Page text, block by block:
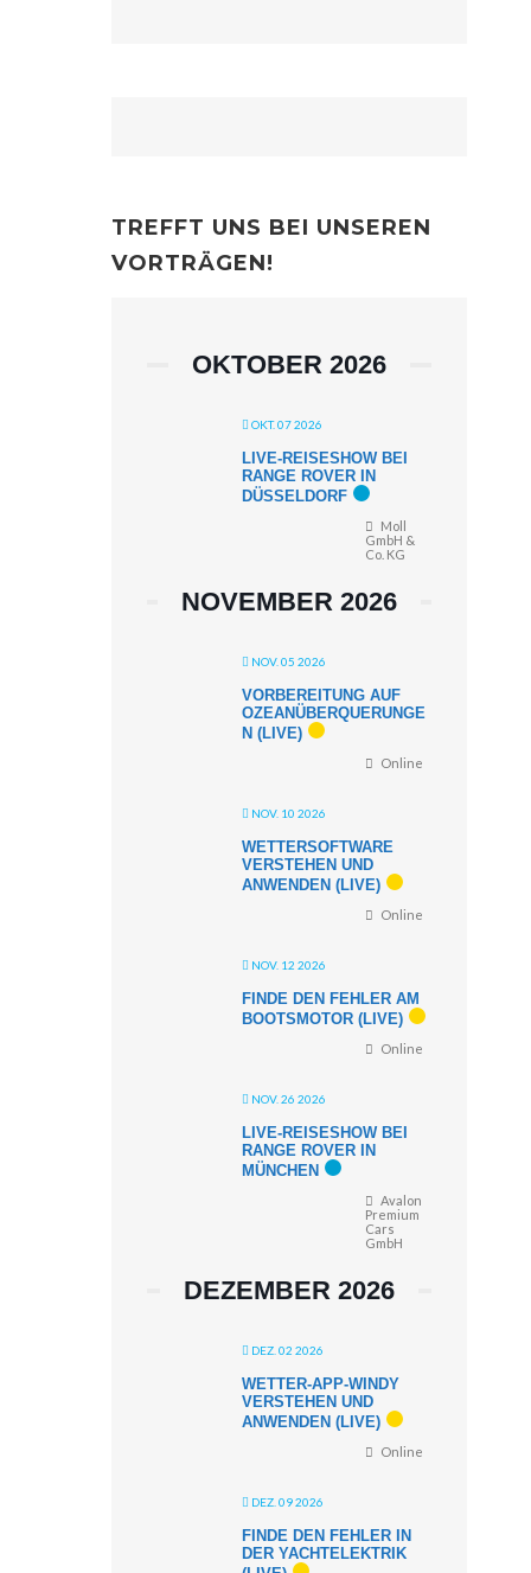
TREFFT UNS BEI UNSEREN
VORTRÄGEN!
OKTOBER 2026
OKT. 07 2026
LIVE-REISESHOW BEI
RANGE ROVER IN
DÜSSELDORF
Moll
GmbH &
Co. KG
NOVEMBER 2026
NOV. 05 2026
VORBEREITUNG AUF
OZEANÜBERQUERUNGE
N (LIVE)
Online
NOV. 10 2026
WETTERSOFTWARE
VERSTEHEN UND
ANWENDEN (LIVE)
Online
NOV. 12 2026
FINDE DEN FEHLER AM
BOOTSMOTOR (LIVE)
Online
NOV. 26 2026
LIVE-REISESHOW BEI
RANGE ROVER IN
MÜNCHEN
Avalon
Premium
Cars
GmbH
DEZEMBER 2026
DEZ. 02 2026
WETTER-APP-WINDY
VERSTEHEN UND
ANWENDEN (LIVE)
Online
DEZ. 09 2026
FINDE DEN FEHLER IN
DER YACHTELEKTRIK